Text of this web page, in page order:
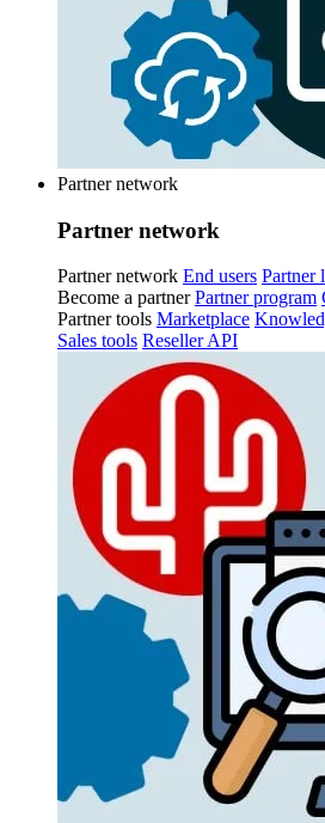
Partner network
Partner network
Partner network End users Partner
Become a partner Partner program
Partner tools Marketplace
Sales tools Reseller API